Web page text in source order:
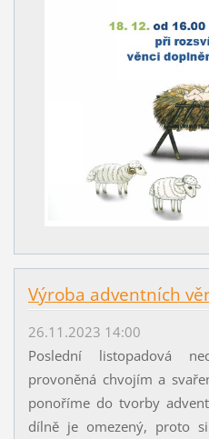
Výroba adventních
26.11.2023 14:00
Poslední listopadová
provoněná chvojím a
ponoříme do tvorby
dílně je omezený, proto